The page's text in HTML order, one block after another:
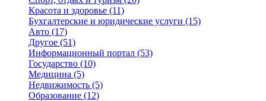
Красота и здоровье (11)
Бухгалтерские и юридические услуги (15)
Авто (17)
Другое (51)
Информационный портал (53)
Государство (10)
Медицина (5)
Недвижимость (5)
Образование (12)